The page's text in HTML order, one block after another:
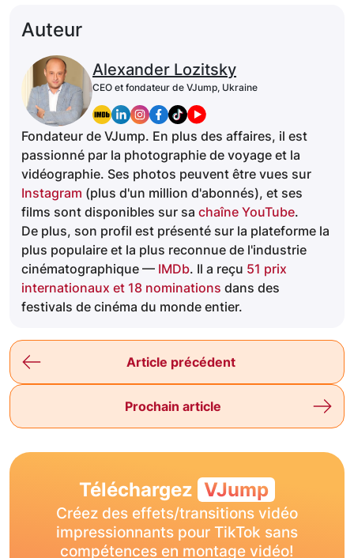
Auteur
Alexander Lozitsky
CEO et fondateur de VJump, Ukraine
Fondateur de VJump. En plus des affaires, il est
passionné par la photographie de voyage et la
vidéographie. Ses photos peuvent être vues sur
Instagram (plus d'un million d'abonnés), et ses
films sont disponibles sur sa chaîne YouTube.
De plus, son profil est présenté sur la plateforme la
plus populaire et la plus reconnue de l'industrie
cinématographique — IMDb. Il a reçu 51 prix
internationaux et 18 nominations dans des
festivals de cinéma du monde entier.
Article précédent
Prochain article
Téléchargez VJump
Créez des effets/transitions vidéo
impressionnants pour TikTok sans
compétences en montage vidéo!